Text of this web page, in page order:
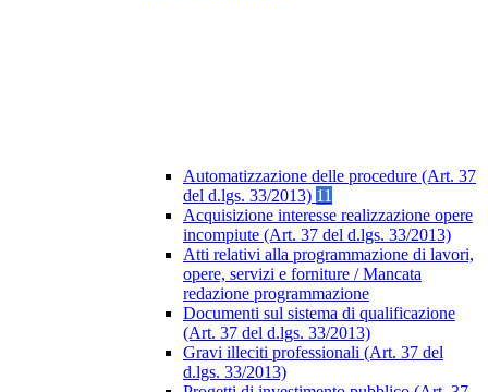
Automatizzazione delle procedure (Art. 37
del d.lgs. 33/2013) 11
Acquisizione interesse realizzazione opere
incompiute (Art. 37 del d.lgs. 33/2013)
Atti relativi alla programmazione di lavori,
opere, servizi e forniture / Mancata
redazione programmazione
Documenti sul sistema di qualificazione
(Art. 37 del d.lgs. 33/2013)
Gravi illeciti professionali (Art. 37 del
d.lgs. 33/2013)